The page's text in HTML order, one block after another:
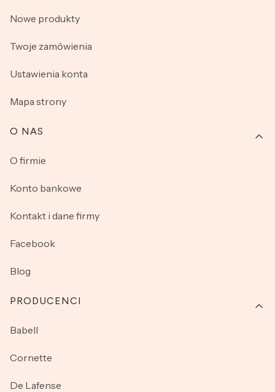
Nowe produkty
Twoje zamówienia
Ustawienia konta
Mapa strony
O NAS
O firmie
Konto bankowe
Kontakt i dane firmy
Facebook
Blog
PRODUCENCI
Babell
Cornette
De Lafense